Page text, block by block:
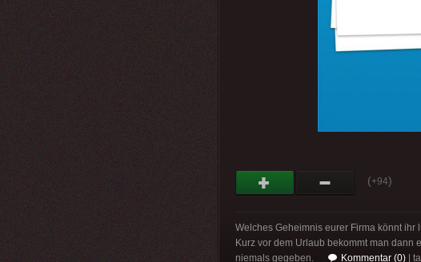
(+94)
Welches Geheimnis eurer Firma könnt
Kurz vor dem Urlaub bekommt man
niemals gegeben.
Kommentar (0) |